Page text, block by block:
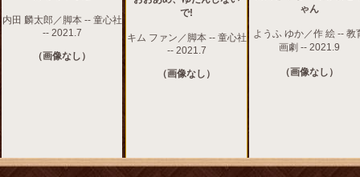
内田 麟太郎／脚本 -- 童心社
-- 2021.7
（画像なし）
で!
キム ファン／脚本 -- 童心社
-- 2021.7
（画像なし）
ゃん
ようふ ゆか／作 絵 -- 教
画劇 -- 2021.9
（画像なし）